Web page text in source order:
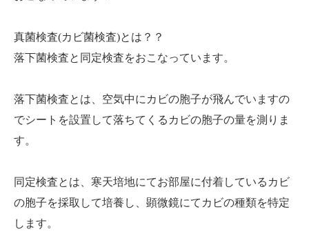
真菌検査(カビ菌検査)とは？？
落下菌検査と同定検査をおこなっています。
落下菌検査とは、空気中にカビの胞子が飛んでいますの
でシートを設置して落ちてくるカビの胞子の量を測りま
す。
同定検査とは、寒天培地にてお部屋に付着しているカビ
の胞子を採取して培養し、顕微鏡にてカビの種類を特定
します。